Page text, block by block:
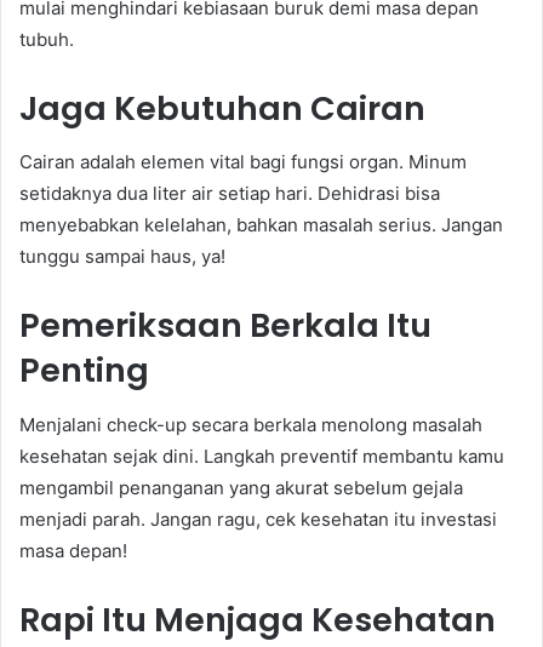
mulai menghindari kebiasaan buruk demi masa depan
tubuh.
Jaga Kebutuhan Cairan
Cairan adalah elemen vital bagi fungsi organ. Minum
setidaknya dua liter air setiap hari. Dehidrasi bisa
menyebabkan kelelahan, bahkan masalah serius. Jangan
tunggu sampai haus, ya!
Pemeriksaan Berkala Itu
Penting
Menjalani check-up secara berkala menolong masalah
kesehatan sejak dini. Langkah preventif membantu kamu
mengambil penanganan yang akurat sebelum gejala
menjadi parah. Jangan ragu, cek kesehatan itu investasi
masa depan!
Rapi Itu Menjaga Kesehatan